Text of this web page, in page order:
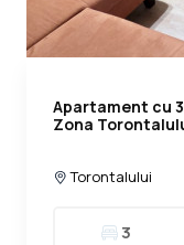
Apartament cu
Zona
Torontalului
3